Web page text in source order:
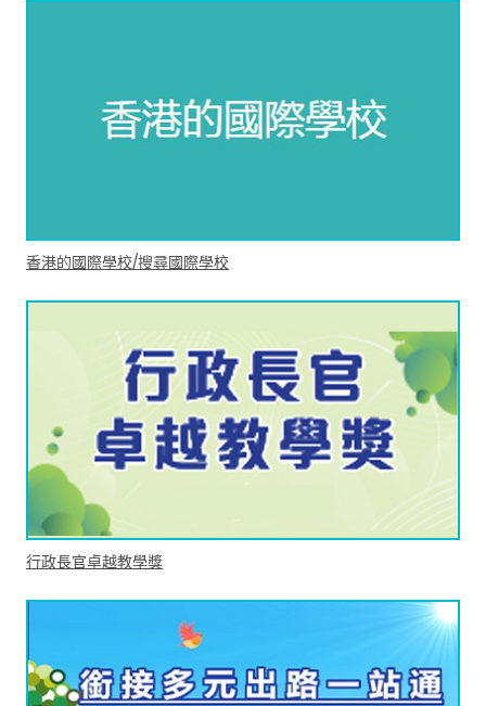
香港的國際學校/搜尋國際學校
行政長官卓越教學獎